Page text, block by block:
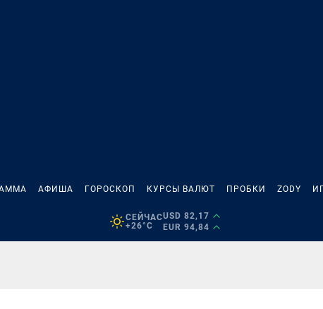
АФИША ГОРОСКОП КУРСЫ ВАЛЮТ ПРОБКИ ZODY
СЕЙЧАС
+26°C
USD 82,17
EUR 94,84